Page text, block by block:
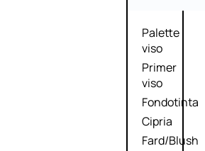
Palette
viso
Primer
viso
Fondotinta
Cipria
Fard/Blush